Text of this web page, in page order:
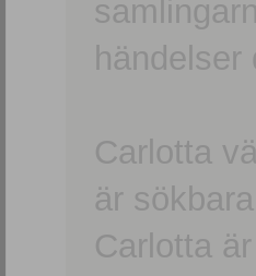
händelser
Carlotta
är
Carlotta